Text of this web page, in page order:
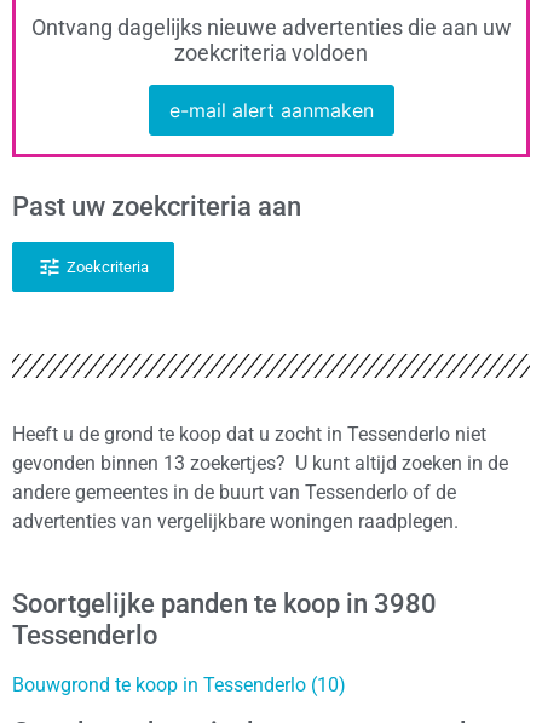
Ontvang dagelijks nieuwe advertenties die aan uw
zoekcriteria voldoen
e-mail alert aanmaken
Past uw zoekcriteria aan
Zoekcriteria
Heeft u de grond te koop dat u zocht in Tessenderlo niet
gevonden binnen 13 zoekertjes? U kunt altijd zoeken in de
andere gemeentes in de buurt van Tessenderlo of de
advertenties van vergelijkbare woningen raadplegen.
Soortgelijke panden te koop in 3980
Tessenderlo
Bouwgrond te koop in Tessenderlo (10)